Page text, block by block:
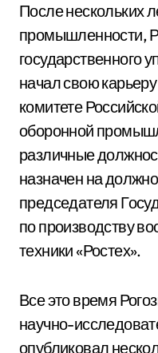
После нескольких
промышленности,
государственного
начал свою
комитете
оборонной
различные
назначен на
председателя
по производству
техники «Ростех».
Все это время
научно-
опубликовал